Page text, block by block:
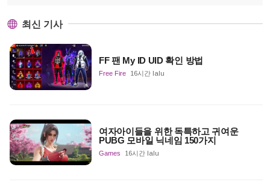
최신 기사
FF 팬 My ID UID 확인 방법
Free Fire 16시간 lalu
여자아이들을 위한 독특하고 귀여운
PUBG 모바일 닉네임 150가지
Games 16시간 lalu